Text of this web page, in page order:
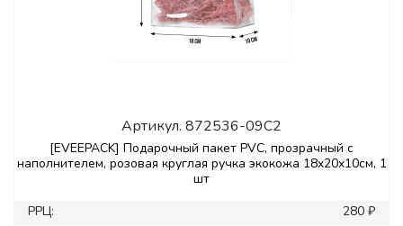
Артикул. 872536-09C2
[EVEEPACK] Подарочный пакет PVC, прозрачный с
наполнителем, розовая круглая ручка экокожа 18x20x10см, 1
шт
РРЦ:
280 ₽